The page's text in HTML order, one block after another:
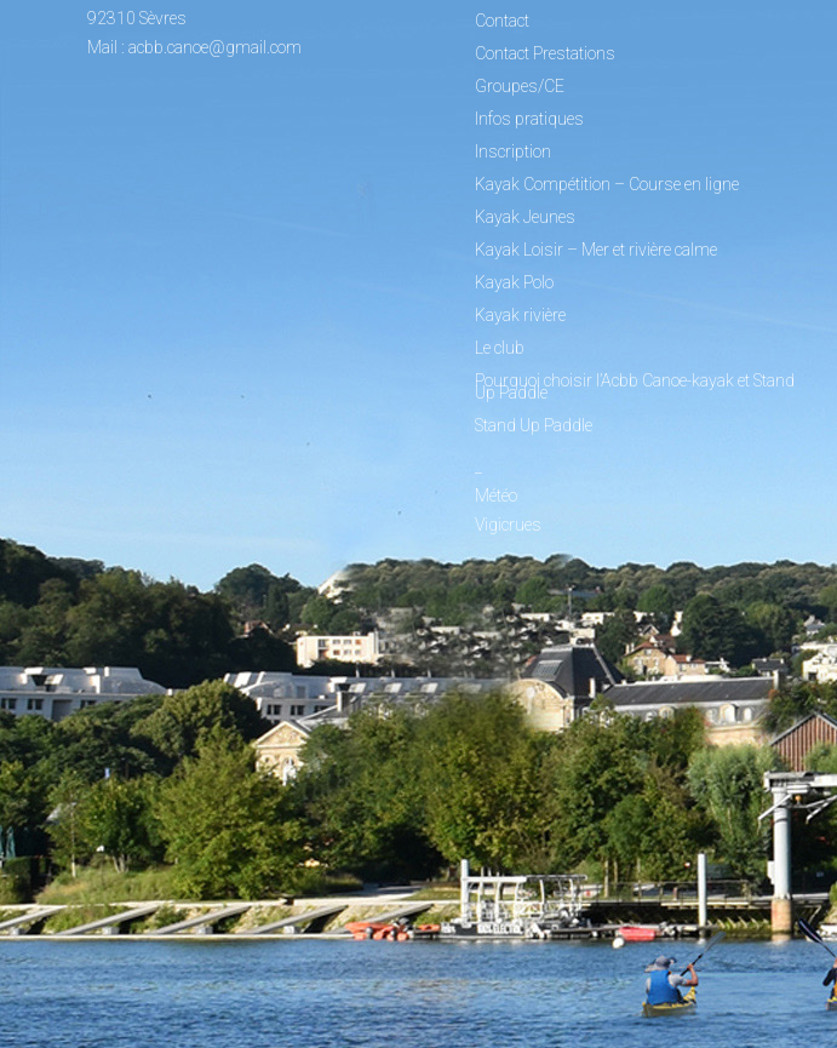
92310 Sèvres
Mail : acbb.canoe@gmail.com
Contact
Contact Prestations
Groupes/CE
Infos pratiques
Inscription
Kayak Compétition – Course en ligne
Kayak Jeunes
Kayak Loisir – Mer et rivière calme
Kayak Polo
Kayak rivière
Le club
Pourquoi choisir l’Acbb Canoe-kayak et Stand
Up Paddle
Stand Up Paddle
Météo
Vigicrues